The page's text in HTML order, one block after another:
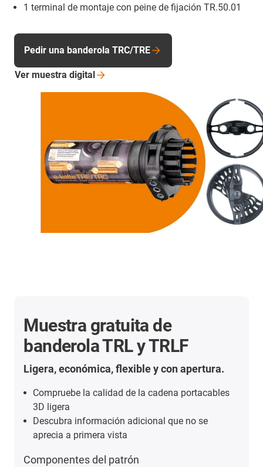
1 terminal de montaje con peine de fijación TR.50.01
Pedir una banderola TRC/TRE
Ver muestra digital
Muestra gratuita de
banderola TRL y TRLF
Ligera, económica, flexible y con apertura.
Compruebe la calidad de la cadena portacables
3D ligera
Descubra información adicional que no se
aprecia a primera vista
Componentes del patrón